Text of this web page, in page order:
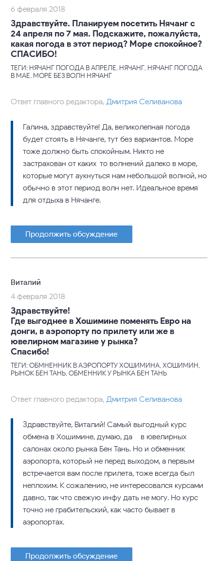
6 февраля 2018
Здравствуйте. Планируем посетить Нячанг с
24 апреля по 7 мая. Подскажите, пожалуйста,
какая погода в этот период? Море спокойное?
СПАСИБО!
ТЕГИ: НЯЧАНГ ПОГОДА В АПРЕЛЕ, НЯЧАНГ, НЯЧАНГ ПОГОДА
В МАЕ, МОРЕ БЕЗ ВОЛН НЯЧАНГ
Ответ главного редактора,Дмитрия Селиванова
Галина, здравствуйте! Да, великолепная погода
будет стоять в Нячанге, тут без вариантов. Море
тоже должно быть спокойным. Никто не
застрахован от каких-то волнений далеко в море,
которые могут аукнуться нам небольшой волной, но
обычно в этот период волн нет. Идеальное время
для отдыха в Нячанге.
Продолжить обсуждение
Виталий
4 февраля 2018
Здравствуйте!
Где выгоднее в Хошимине поменять Евро на
донги, в аэропорту по прилету или же в
ювелирном магазине у рынка?
Спасибо!
ТЕГИ: ОБМНЕННИК В АЭРОПОРТУ ХОШИМИНА, ХОШИМИН,
РЫНОК БЕН ТАНЬ, ОБМЕННИК У РЫНКА БЕН ТАНЬ
Ответ главного редактора,Дмитрия Селиванова
Здравствуйте, Виталий! Самый выгодный курс
обмена в Хошимине, думаю, да – в ювелирных
салонах около рынка Бен Тань. Но и обменник
аэропорта, который не перед выходом, а первым
встречается вам после прилета, тоже всегда был
неплохим. К сожалению, не интересовался курсами
давно, так что свежую инфу дать не могу. Но курс
точно не грабительский, как часто бывает в
аэропортах.
Продолжить обсуждение